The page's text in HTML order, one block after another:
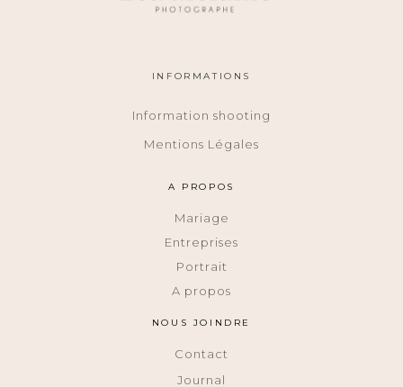
INFORMATIONS
Information shooting
Mentions Légales
A PROPOS
Mariage
Entreprises
Portrait
A propos
NOUS JOINDRE
Contact
Journal